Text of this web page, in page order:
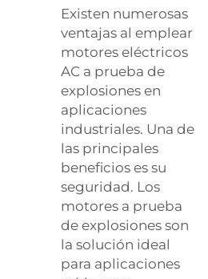
Existen numerosas
ventajas al emplear
motores eléctricos
AC a prueba de
explosiones en
aplicaciones
industriales. Una de
las principales
beneficios es su
seguridad. Los
motores a prueba
de explosiones son
la solución ideal
para aplicaciones